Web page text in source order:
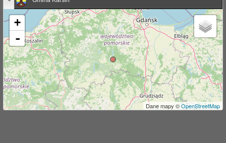
j
+
-
Dane mapy ©OpenStreetMap